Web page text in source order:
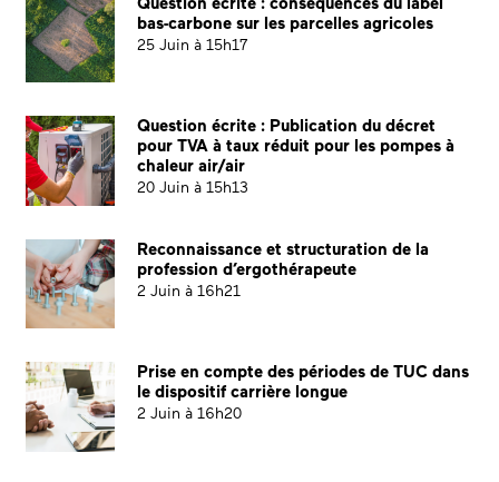
bas-carbone sur les parcelles agricoles
25 Juin à 15h17
Question écrite : Publication du décret
pour TVA à taux réduit pour les pompes à
chaleur air/air
20 Juin à 15h13
Reconnaissance et structuration de la
profession d’ergothérapeute
2 Juin à 16h21
Prise en compte des périodes de TUC dans
le dispositif carrière longue
2 Juin à 16h20